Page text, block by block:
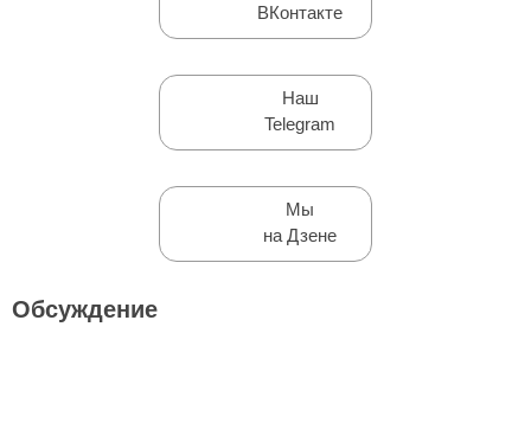
ВКонтакте
Наш
Telegram
Мы
на Дзене
Обсуждение